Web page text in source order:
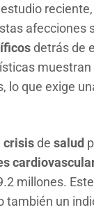
afecciones
detrás de
que exige
crisisde salud
millones.
un